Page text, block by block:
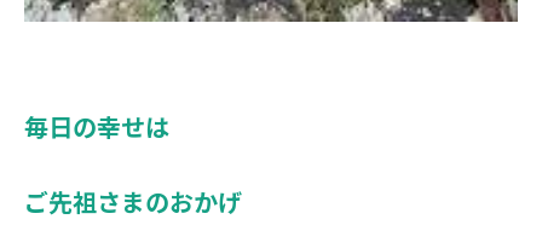
毎日の幸せは
ご先祖さまのおかげ